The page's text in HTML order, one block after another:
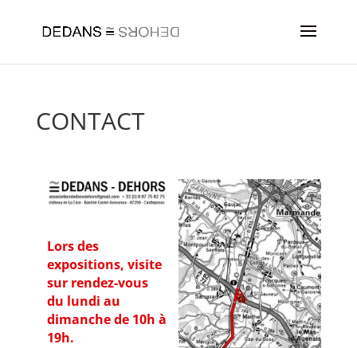
CONTACT
Lors des
expositions, visite
sur rendez-vous
du lundi au
dimanche de 10h à
19h.